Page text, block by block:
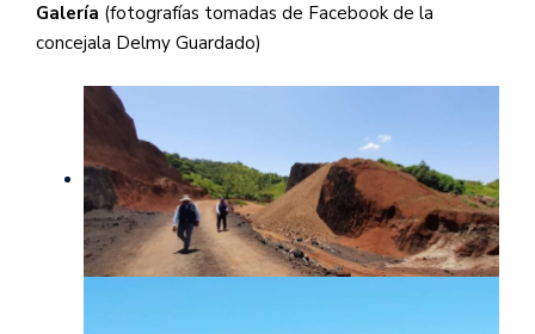
Galería (fotografías tomadas de Facebook de la
concejala Delmy Guardado)